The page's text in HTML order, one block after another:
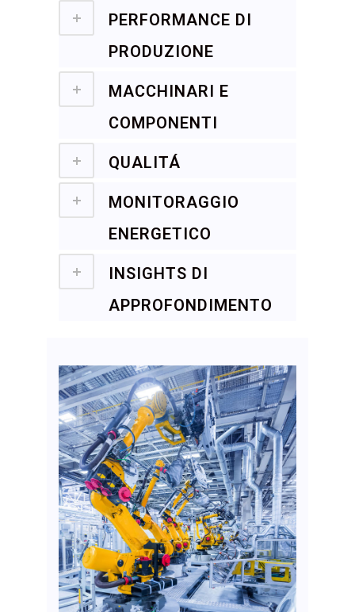
PERFORMANCE DI
PRODUZIONE
MACCHINARI E
COMPONENTI
QUALITÁ
MONITORAGGIO
ENERGETICO
INSIGHTS DI
APPROFONDIMENTO